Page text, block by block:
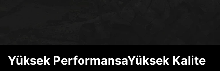
Yüksek PerformansaYüksek Kalite